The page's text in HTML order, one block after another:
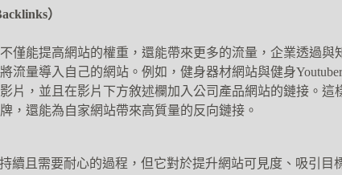
）
僅能提高網站的權重，還能帶來更多的流量，企業透過與
流量導入自己的網站。例如，健身器材網站與健身
片，並且在影片下方敘述欄加入公司產品網站的鏈接。這
，還能為自家網站帶來高質量的反向鏈接。
續且需要耐心的過程，但它對於提升網站可見度、吸引目